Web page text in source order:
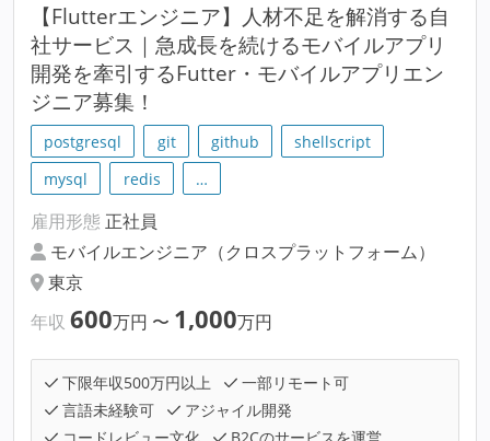
【Flutterエンジニア】人材不足を解消する自
社サービス｜急成長を続けるモバイルアプリ
開発を牽引するFutter・モバイルアプリエン
ジニア募集！
postgresql git github
shellscript
mysql
redis …
雇用形態 正社員
モバイルエンジニア（クロスプラットフォーム）
東京
年収 600万円 〜 1,000万円
下限年収500万円以上
一部リモート可
言語未経験可
アジャイル開発